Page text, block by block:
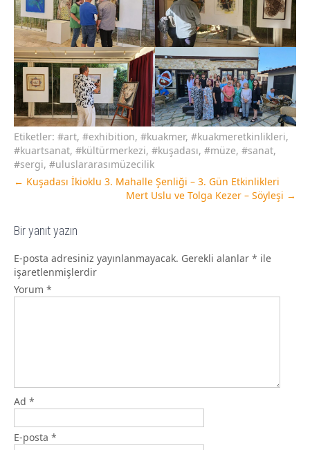
Etiketler: #art, #exhibition, #kuakmer, #kuakmeretkinlikleri,
#kuartsanat, #kültürmerkezi, #kuşadası, #müze, #sanat,
#sergi, #uluslararasımüzecilik
← Kuşadası İkioklu 3. Mahalle Şenliği – 3. Gün Etkinlikleri
Mert Uslu ve Tolga Kezer – Söyleşi →
Bir yanıt yazın
E-posta adresiniz yayınlanmayacak. Gerekli alanlar * ile
işaretlenmişlerdir
Yorum *
Ad *
E-posta *